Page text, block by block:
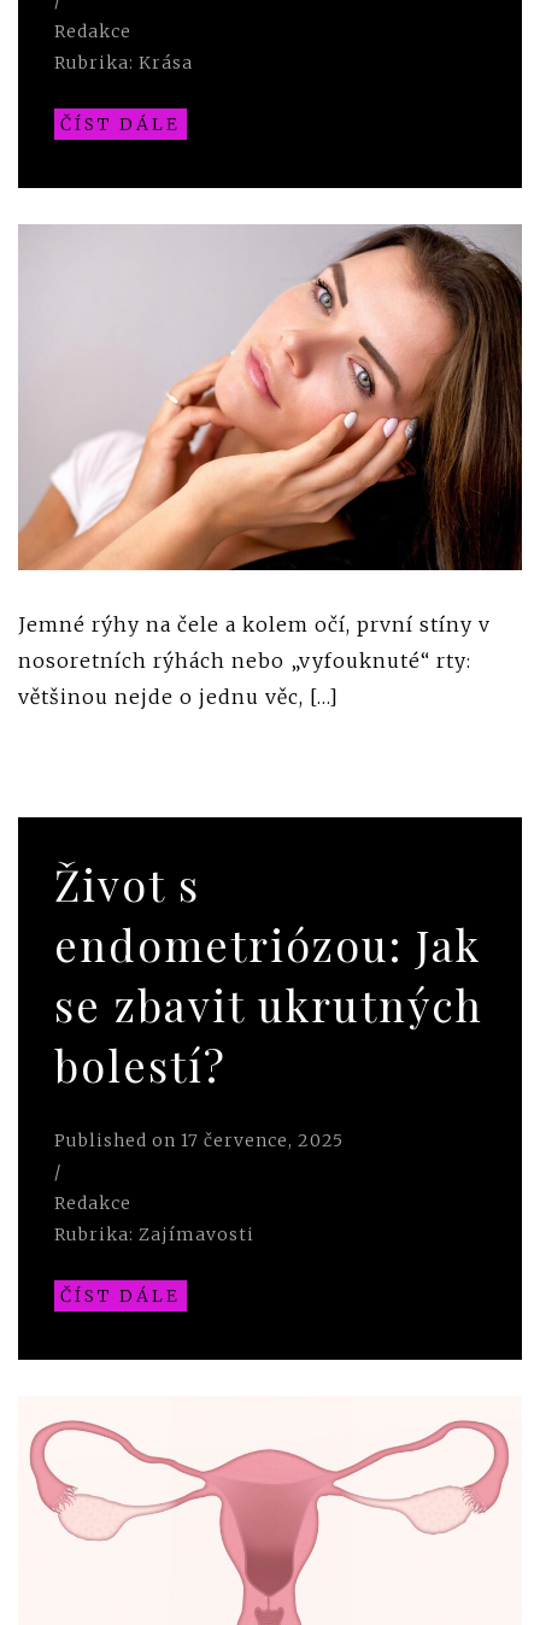
Redakce
Rubrika: Krása
ČÍST DÁLE
Jemné rýhy na čele a kolem očí, první stíny v
nosoretních rýhách nebo „vyfouknuté“ rty:
většinou nejde o jednu věc, […]
Život s
endometriózou: Jak
se zbavit ukrutných
bolestí?
Published on 17 července, 2025
/
Redakce
Rubrika: Zajímavosti
ČÍST DÁLE